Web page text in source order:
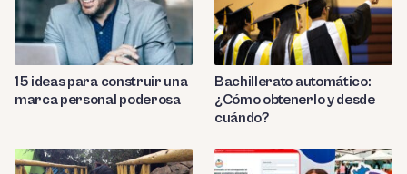
15 ideas para construir una
marca personal poderosa
Bachillerato automático:
¿Cómo obtenerlo y desde
cuándo?